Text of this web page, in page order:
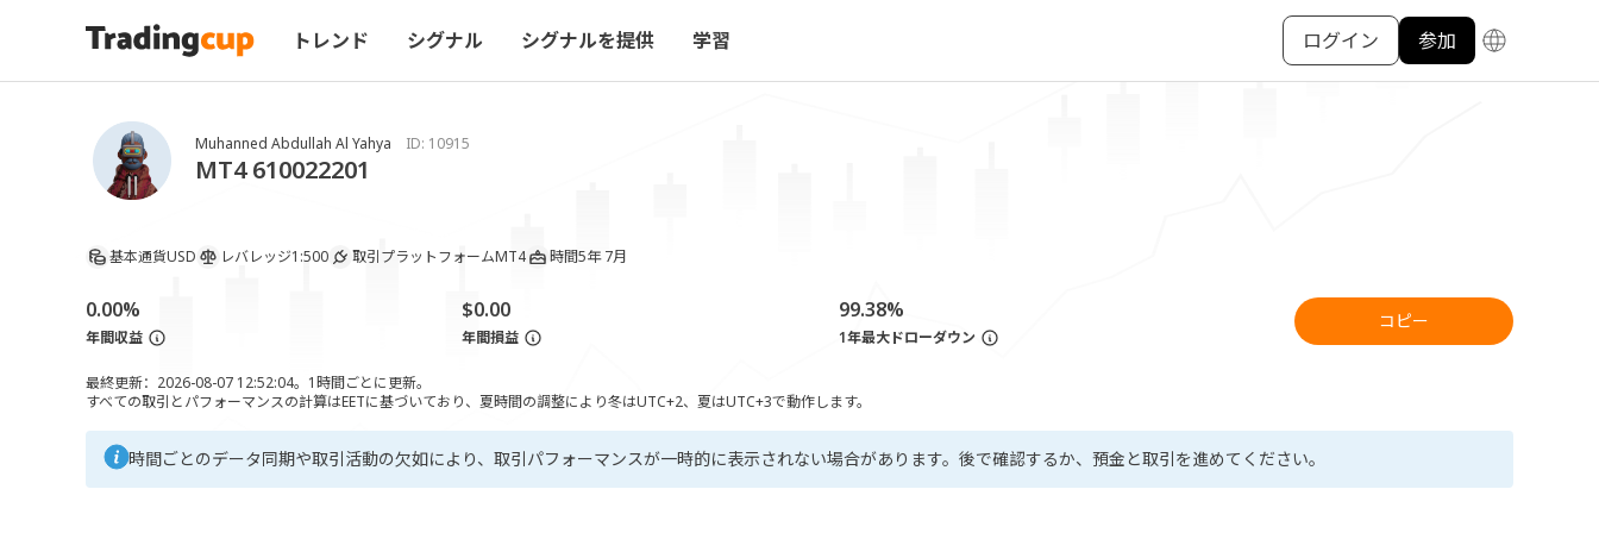
トレンド シグナル シグナルを提供 学習 ログイン 参加
Muhanned Abdullah Al Yahya ID: 10915
MT4 610022201
基本通貨USD レバレッジ1:500 取引プラットフォームMT4 時間5年 7月
0.00%
年間収益
$0.00
年間損益
99.38%
1年最大ドローダウン
コピー
最終更新：2026-08-07 12:52:04。1時間ごとに更新。
すべての取引とパフォーマンスの計算はEETに基づいており、夏時間の調整により冬はUTC+2、夏はUTC+3で動作します。
時間ごとのデータ同期や取引活動の欠如により、取引パフォーマンスが一時的に表示されない場合があります。後で確認するか、預金と取引を進めてください。